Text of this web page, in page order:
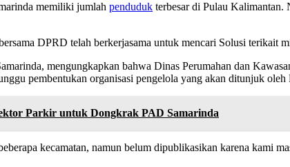
memiliki jumlah penduduk terbesar di Pulau Kalimantan.
DPRD telah berkerjasama untuk mencari Solusi terikait
mengungkapkan bahwa Dinas Perumahan dan
pembentukan organisasi pengelola yang akan ditunjuk oleh
Parkir untuk Dongkrak PAD Samarinda
kecamatan, namun belum dipublikasikan karena kami